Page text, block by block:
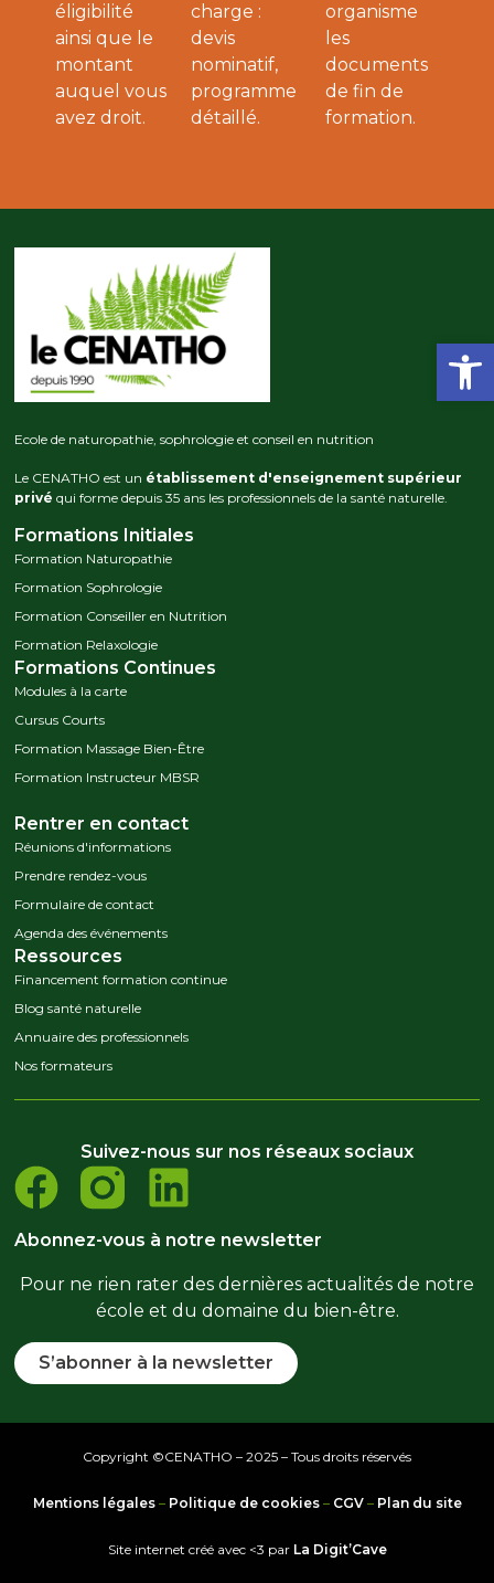
Ouvrir
éligibilité
ainsi que le
montant
auquel vous
avez droit.
charge :
devis
nominatif,
programme
détaillé.
organisme
les
documents
de fin de
formation.
Ecole de naturopathie, sophrologie et conseil en nutrition
Le CENATHO est un établissement d'enseignement supérieur
privé qui forme depuis 35 ans les professionnels de la santé naturelle.
Formations Initiales
Formation Naturopathie
Formation Sophrologie
Formation Conseiller en Nutrition
Formation Relaxologie
Formations Continues
Modules à la carte
Cursus Courts
Formation Massage Bien-Être
Formation Instructeur MBSR
Rentrer en contact
Réunions d'informations
Prendre rendez-vous
Formulaire de contact
Agenda des événements
Ressources
Financement formation continue
Blog santé naturelle
Annuaire des professionnels
Nos formateurs
Suivez-nous sur nos réseaux sociaux
Abonnez-vous à notre newsletter
Pour ne rien rater des dernières actualités de notre
école et du domaine du bien-être.
S’abonner à la newsletter
Copyright ©CENATHO – 2025 – Tous droits réservés
Mentions légales– Politique de cookies– CGV– Plan du site
Site internet créé avec <3 par La Digit’Cave